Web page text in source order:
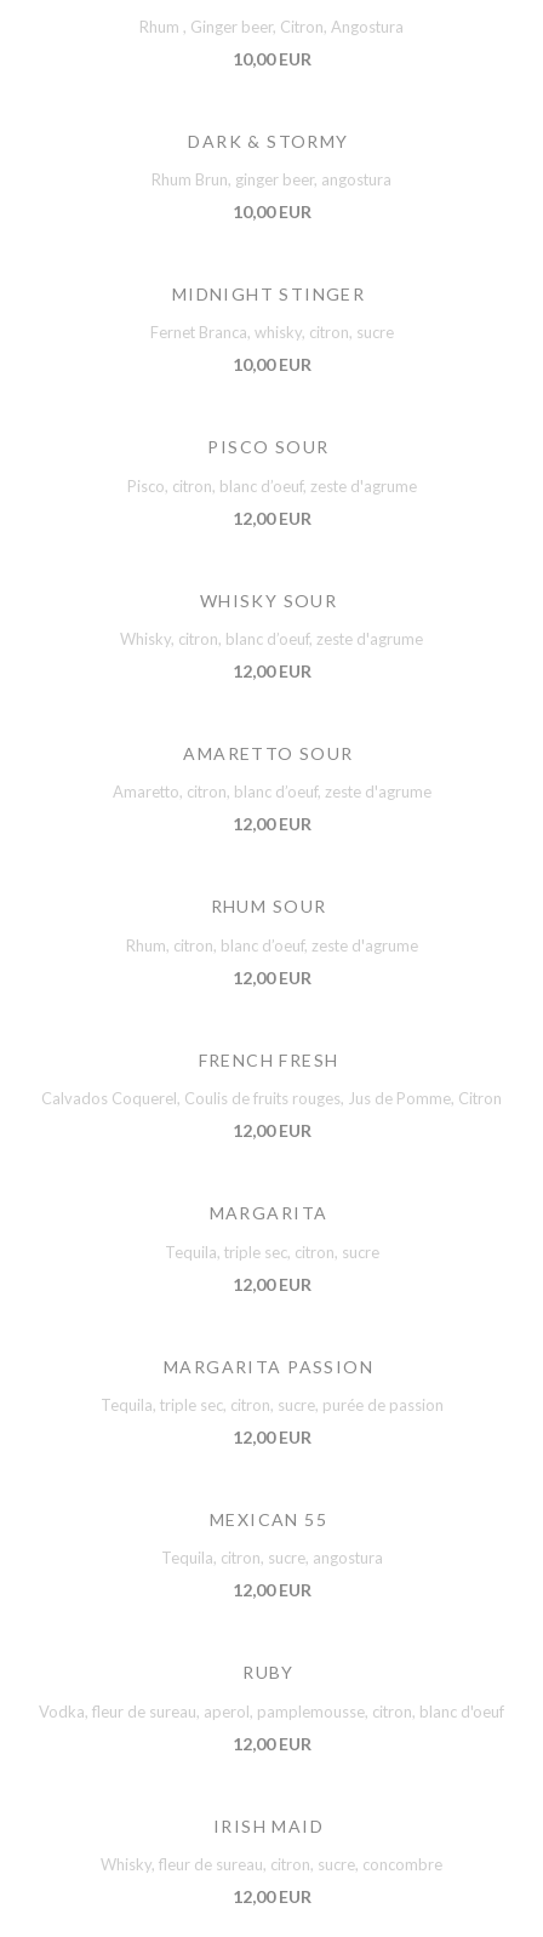
Rhum , Ginger beer, Citron, Angostura
10,00 EUR
DARK & STORMY
Rhum Brun, ginger beer, angostura
10,00 EUR
MIDNIGHT STINGER
Fernet Branca, whisky, citron, sucre
10,00 EUR
PISCO SOUR
Pisco, citron, blanc d’oeuf, zeste d'agrume
12,00 EUR
WHISKY SOUR
Whisky, citron, blanc d’oeuf, zeste d'agrume
12,00 EUR
AMARETTO SOUR
Amaretto, citron, blanc d’oeuf, zeste d'agrume
12,00 EUR
RHUM SOUR
Rhum, citron, blanc d’oeuf, zeste d'agrume
12,00 EUR
FRENCH FRESH
Calvados Coquerel, Coulis de fruits rouges, Jus de Pomme, Citron
12,00 EUR
MARGARITA
Tequila, triple sec, citron, sucre
12,00 EUR
MARGARITA PASSION
Tequila, triple sec, citron, sucre, purée de passion
12,00 EUR
MEXICAN 55
Tequila, citron, sucre, angostura
12,00 EUR
RUBY
Vodka, fleur de sureau, aperol, pamplemousse, citron, blanc d'oeuf
12,00 EUR
IRISH MAID
Whisky, fleur de sureau, citron, sucre, concombre
12,00 EUR